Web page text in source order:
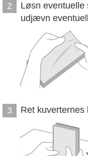
2
Løsn eventuelle
udjævn
3 Ret kuverternes